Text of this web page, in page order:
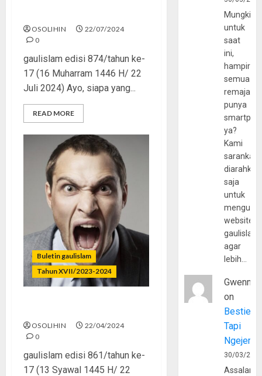
OSOLIHIN
22/07/2024
0
gaulislam edisi 874/tahun ke-
17 (16 Muharram 1446 H/ 22
Juli 2024) Ayo, siapa yang...
READ MORE
Buletin gaulislam
Tahun XVII/2023-2024
OSOLIHIN
22/04/2024
0
gaulislam edisi 861/tahun ke-
17 (13 Syawal 1445 H/ 22
Mungkin
untuk
saat
ini,
hampir
semua
remaja
punya
ya?
Kami
sarankan,
diarahkan
saja
untuk
website
agar
lebih…
Gwenny
on
Bestie
Tapi
30/03/